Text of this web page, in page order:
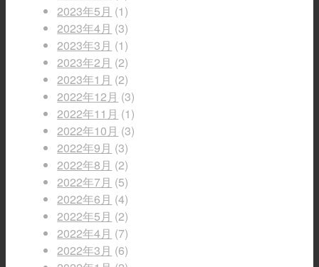
2023年5月 (1)
2023年4月 (3)
2023年3月 (1)
2023年2月 (2)
2023年1月 (2)
2022年12月 (3)
2022年11月 (1)
2022年10月 (3)
2022年9月 (3)
2022年8月 (2)
2022年7月 (5)
2022年6月 (4)
2022年5月 (2)
2022年4月 (7)
2022年3月 (6)